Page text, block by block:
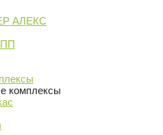
АЛЕКС
комплексы